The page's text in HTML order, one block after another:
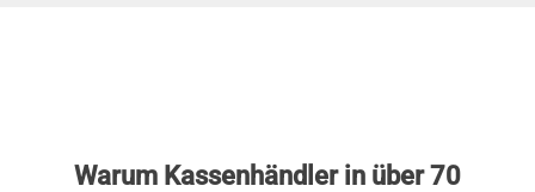
Warum Kassenhändler in über 70